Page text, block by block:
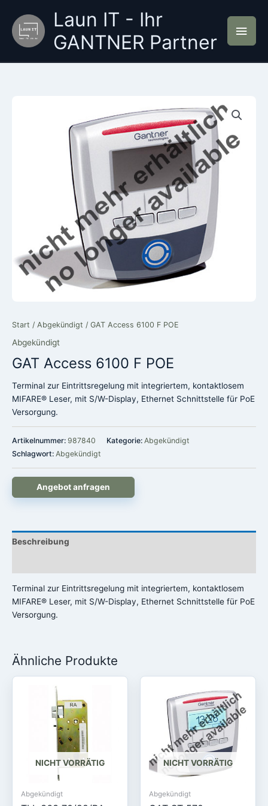
Inhalt
springen
Laun IT - Ihr
GANTNER Partner
Start / Abgekündigt / GAT Access 6100 F POE
Abgekündigt
GAT Access 6100 F POE
Terminal zur Eintrittsregelung mit integriertem, kontaktlosem
MIFARE® Leser, mit S/W-Display, Ethernet Schnittstelle für PoE
Versorgung.
Artikelnummer: 987840 Kategorie: Abgekündigt
Schlagwort: Abgekündigt
Angebot anfragen
Beschreibung
Terminal zur Eintrittsregelung mit integriertem, kontaktlosem
MIFARE® Leser, mit S/W-Display, Ethernet Schnittstelle für PoE
Versorgung.
Ähnliche Produkte
NICHT VORRÄTIG
Abgekündigt
NICHT VORRÄTIG
Abgekündigt